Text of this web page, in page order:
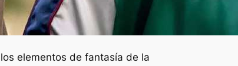
elementos de fantasía de la